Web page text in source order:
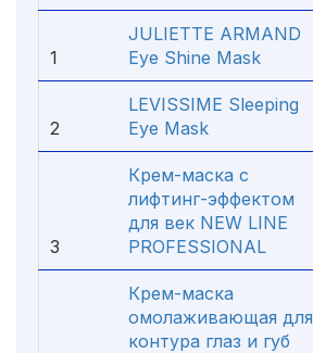
1
JULIETTE ARMAND
Eye Shine Mask
2
LEVISSIME Sleeping
Eye Mask
3
Крем-маска с
лифтинг-эффектом
для век NEW LINE
PROFESSIONAL
Крем-маска
омолаживающая для
контура глаз и губ